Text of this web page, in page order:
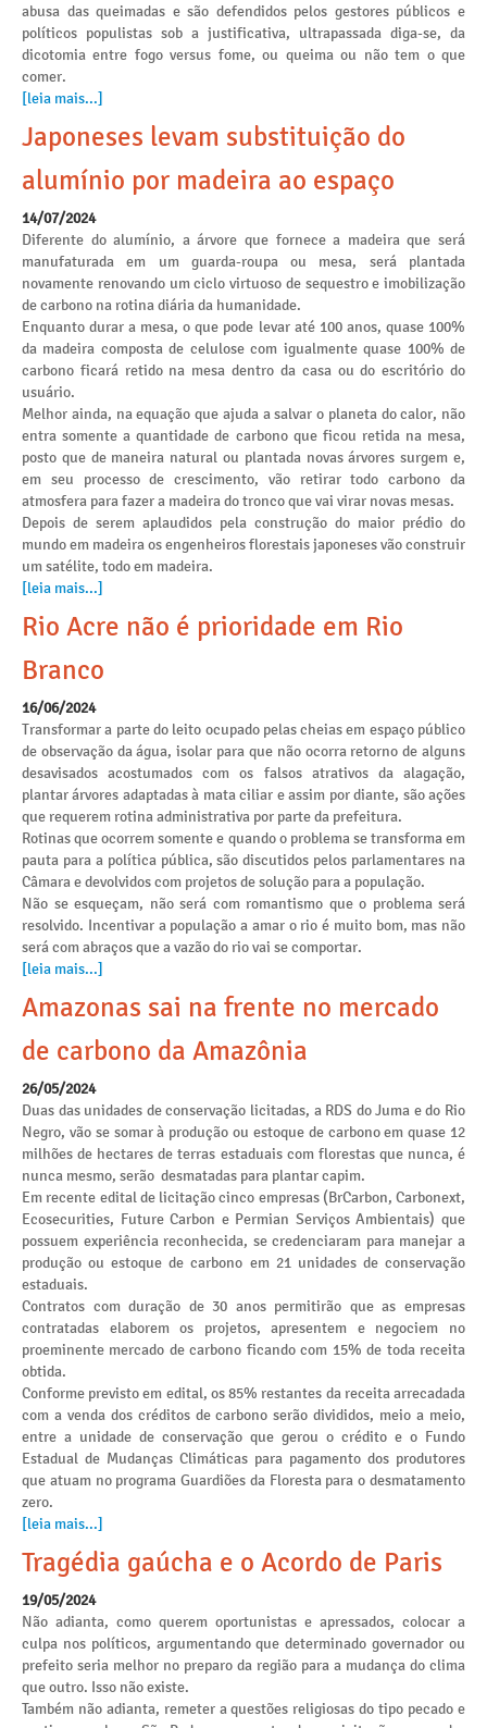
abusa das queimadas e são defendidos pelos gestores públicos e
políticos populistas sob a justificativa, ultrapassada diga-se, da
dicotomia entre fogo versus fome, ou queima ou não tem o que
comer.
[leia mais...]
Japoneses levam substituição do
alumínio por madeira ao espaço
14/07/2024
Diferente do alumínio, a árvore que fornece a madeira que será
manufaturada em um guarda-roupa ou mesa, será plantada
novamente renovando um ciclo virtuoso de sequestro e imobilização
de carbono na rotina diária da humanidade.
Enquanto durar a mesa, o que pode levar até 100 anos, quase 100%
da madeira composta de celulose com igualmente quase 100% de
carbono ficará retido na mesa dentro da casa ou do escritório do
usuário.
Melhor ainda, na equação que ajuda a salvar o planeta do calor, não
entra somente a quantidade de carbono que ficou retida na mesa,
posto que de maneira natural ou plantada novas árvores surgem e,
em seu processo de crescimento, vão retirar todo carbono da
atmosfera para fazer a madeira do tronco que vai virar novas mesas.
Depois de serem aplaudidos pela construção do maior prédio do
mundo em madeira os engenheiros florestais japoneses vão construir
um satélite, todo em madeira.
[leia mais...]
Rio Acre não é prioridade em Rio
Branco
16/06/2024
Transformar a parte do leito ocupado pelas cheias em espaço público
de observação da água, isolar para que não ocorra retorno de alguns
desavisados acostumados com os falsos atrativos da alagação,
plantar árvores adaptadas à mata ciliar e assim por diante, são ações
que requerem rotina administrativa por parte da prefeitura.
Rotinas que ocorrem somente e quando o problema se transforma em
pauta para a política pública, são discutidos pelos parlamentares na
Câmara e devolvidos com projetos de solução para a população.
Não se esqueçam, não será com romantismo que o problema será
resolvido. Incentivar a população a amar o rio é muito bom, mas não
será com abraços que a vazão do rio vai se comportar.
[leia mais...]
Amazonas sai na frente no mercado
de carbono da Amazônia
26/05/2024
Duas das unidades de conservação licitadas, a RDS do Juma e do Rio
Negro, vão se somar à produção ou estoque de carbono em quase 12
milhões de hectares de terras estaduais com florestas que nunca, é
nunca mesmo, serão desmatadas para plantar capim.
Em recente edital de licitação cinco empresas (BrCarbon, Carbonext,
Ecosecurities, Future Carbon e Permian Serviços Ambientais) que
possuem experiência reconhecida, se credenciaram para manejar a
produção ou estoque de carbono em 21 unidades de conservação
estaduais.
Contratos com duração de 30 anos permitirão que as empresas
contratadas elaborem os projetos, apresentem e negociem no
proeminente mercado de carbono ficando com 15% de toda receita
obtida.
Conforme previsto em edital, os 85% restantes da receita arrecadada
com a venda dos créditos de carbono serão divididos, meio a meio,
entre a unidade de conservação que gerou o crédito e o Fundo
Estadual de Mudanças Climáticas para pagamento dos produtores
que atuam no programa Guardiões da Floresta para o desmatamento
zero.
[leia mais...]
Tragédia gaúcha e o Acordo de Paris
19/05/2024
Não adianta, como querem oportunistas e apressados, colocar a
culpa nos políticos, argumentando que determinado governador ou
prefeito seria melhor no preparo da região para a mudança do clima
que outro. Isso não existe.
Também não adianta, remeter a questões religiosas do tipo pecado e